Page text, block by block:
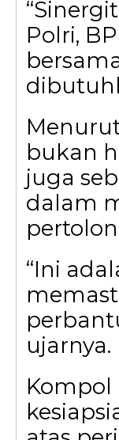
Polri,
bukan
juga
dalam
“Ini
ujarnya.